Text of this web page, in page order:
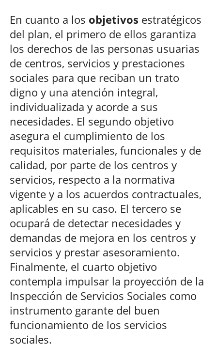
En cuanto a los objetivos estratégicos
del plan, el primero de ellos garantiza
los derechos de las personas usuarias
de centros, servicios y prestaciones
sociales para que reciban un trato
digno y una atención integral,
individualizada y acorde a sus
necesidades. El segundo objetivo
asegura el cumplimiento de los
requisitos materiales, funcionales y de
calidad, por parte de los centros y
servicios, respecto a la normativa
vigente y a los acuerdos contractuales,
aplicables en su caso. El tercero se
ocupará de detectar necesidades y
demandas de mejora en los centros y
servicios y prestar asesoramiento.
Finalmente, el cuarto objetivo
contempla impulsar la proyección de la
Inspección de Servicios Sociales como
instrumento garante del buen
funcionamiento de los servicios
sociales.